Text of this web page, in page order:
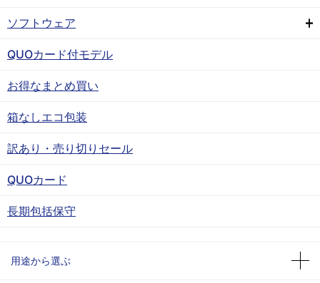
ソフトウェア
QUOカード付モデル
お得なまとめ買い
箱なしエコ包装
訳あり・売り切りセール
QUOカード
長期包括保守
用途から選ぶ